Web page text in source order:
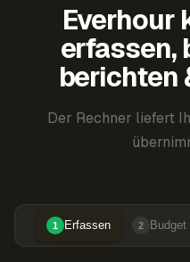
Everhour
erfassen,
berichten
Der Rechner liefert
1 Erfassen 2 Budget